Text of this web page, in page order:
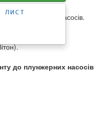
лист
для дозуючих насосів.
до плунжерних